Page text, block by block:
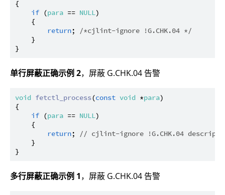
{
if (para == NULL)
    {
return;
/*cjlint-ignore !G.CHK.04 */
    }
单行屏蔽正确示例 2，屏蔽 G.CHK.04 告警
void fetctl_process(const void *para)
{
if (para == NULL)
    {
return;
// cjlint-ignore !G.CHK.04
    }
多行屏蔽正确示例 1，屏蔽 G.CHK.04 告警